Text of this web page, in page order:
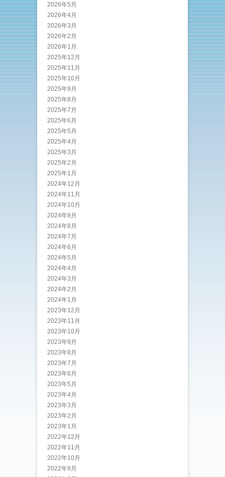
2026年5月
2026年4月
2026年3月
2026年2月
2026年1月
2025年12月
2025年11月
2025年10月
2025年9月
2025年8月
2025年7月
2025年6月
2025年5月
2025年4月
2025年3月
2025年2月
2025年1月
2024年12月
2024年11月
2024年10月
2024年9月
2024年8月
2024年7月
2024年6月
2024年5月
2024年4月
2024年3月
2024年2月
2024年1月
2023年12月
2023年11月
2023年10月
2023年9月
2023年8月
2023年7月
2023年6月
2023年5月
2023年4月
2023年3月
2023年2月
2023年1月
2022年12月
2022年11月
2022年10月
2022年9月